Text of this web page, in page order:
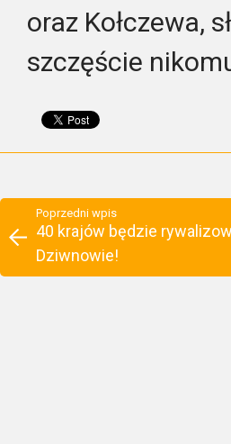
oraz Kołczewa,
szczęście
Poprzedni wpis
40 krajów będzie
Dziwnowie!